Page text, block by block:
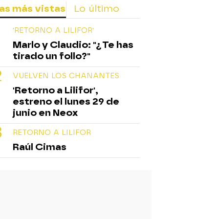
más vistas Lo último
'RETORNO A LILIFOR'
Marlo y Claudio: "¿Te has
tirado un follo?"
VUELVEN LOS CHANANTES
'Retorno a Lilifor',
estreno el lunes 29 de
junio en Neox
RETORNO A LILIFOR
Raúl Cimas